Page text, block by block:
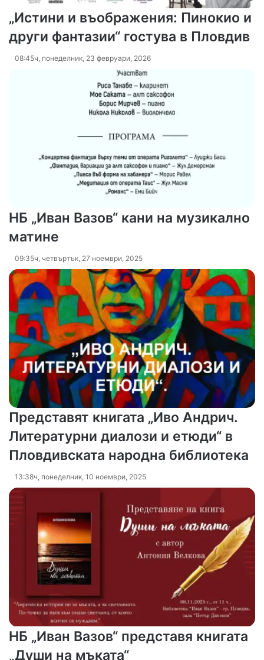
„Истини и въображения: Пинокио и
други фантазии“ гостува в Пловдив
08:45ч, понеделник, 23 февруари, 2026
НБ „Иван Вазов“ кани на музикално
матине
09:35ч, четвъртък, 27 ноември, 2025
Представят книгата „Иво Андрич.
Литературни диалози и етюди“ в
Пловдивската народна библиотека
13:38ч, понеделник, 10 ноември, 2025
НБ „Иван Вазов“ представя книгата
„Души на мъката“